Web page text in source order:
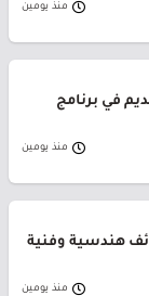
منذ يومين
في برنامج
منذ يومين
هندسية وفنية
منذ يومين